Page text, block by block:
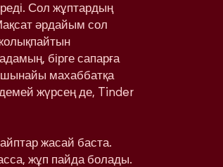
Сол жұптардың
әрдайым сол
бірге сапарға
шынайы махаббатқа
жүрсең де, Tinder
жасай баста.
жұп пайда болады.